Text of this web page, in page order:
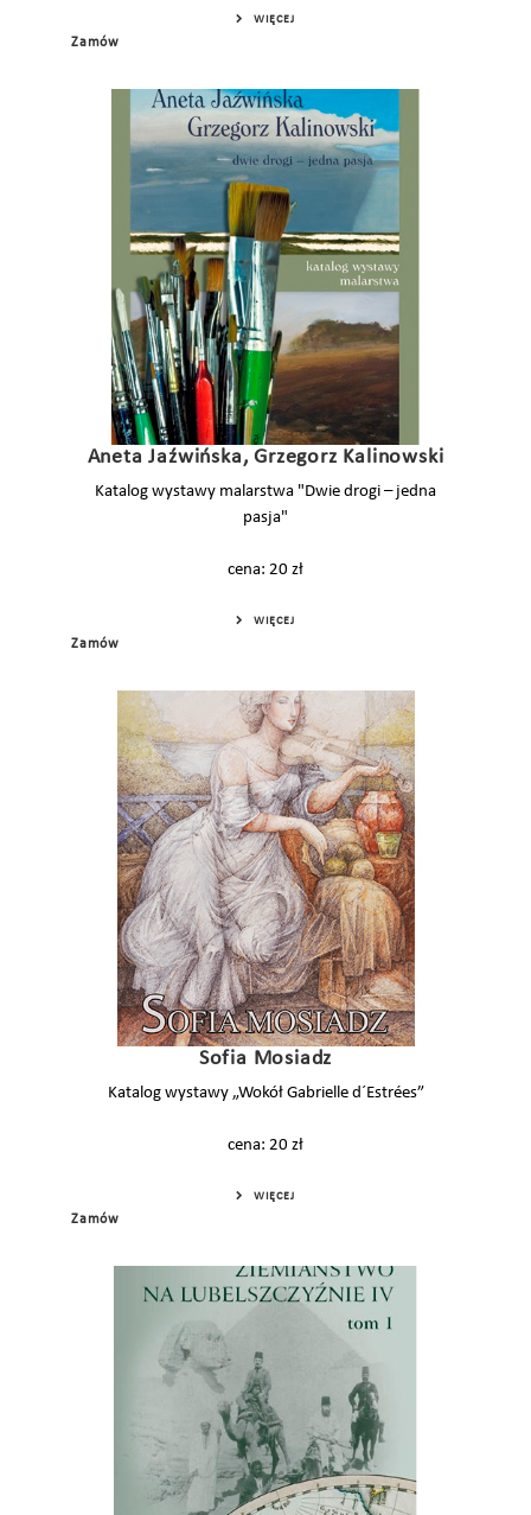
WIĘCEJ
Zamów
Aneta Jaźwińska, Grzegorz Kalinowski
Katalog wystawy malarstwa "Dwie drogi – jedna
pasja"
cena: 20 zł
WIĘCEJ
Zamów
Sofia Mosiadz
Katalog wystawy „Wokół Gabrielle d´Estrées”
cena: 20 zł
WIĘCEJ
Zamów